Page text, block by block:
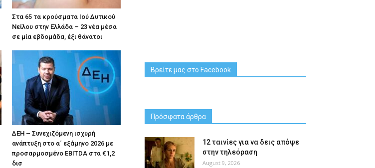
Στα 65 τα κρούσματα Ιού Δυτικού
Νείλου στην Ελλάδα – 23 νέα μέσα
σε μία εβδομάδα, έξι θάνατοι
ΔΕΗ – Συνεχιζόμενη ισχυρή
ανάπτυξη στο α΄ εξάμηνο 2026 με
προσαρμοσμένο EBITDA στα €1,2
δισ
Βρείτε μας στο Facebook
Πρόσφατα άρθρα
12 ταινίες για να δεις απόψε
στην τηλεόραση
August 9, 2026